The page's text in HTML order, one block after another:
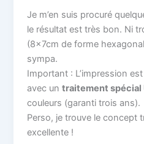
Je m’en suis procuré
le résultat est très bon. Ni
(8x7cm de forme
sympa.
Important : L’impression est
avec untraitement spécial
couleurs (garanti trois ans).
Perso, je trouve le concept
excellente !